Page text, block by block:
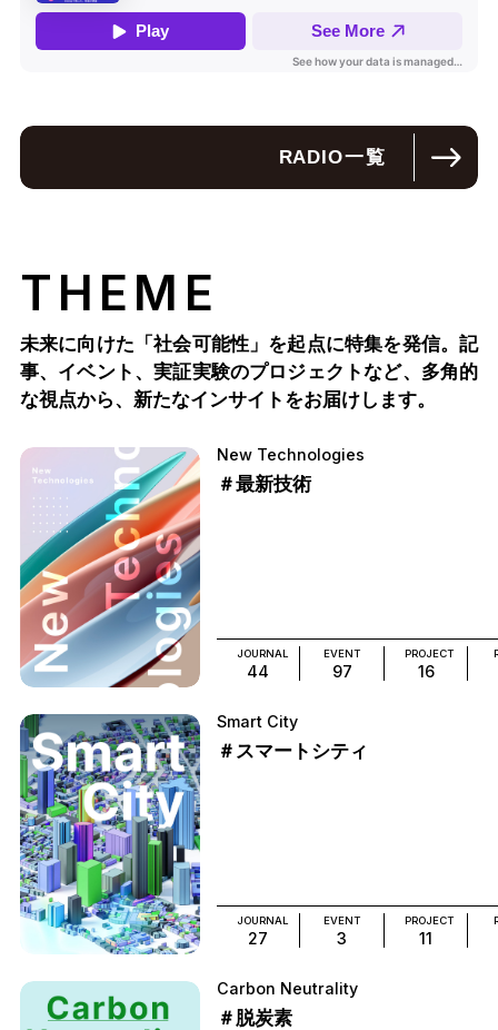
RADIO一覧
THEME
未来に向けた「社会可能性」を起点に特集を発信。記
事、イベント、実証実験のプロジェクトなど、多角的
な視点から、新たなインサイトをお届けします。
New Technologies
＃最新技術
JOURNAL
44
EVENT
97
PROJECT
16
Smart City
＃スマートシティ
JOURNAL
27
EVENT
3
PROJECT
11
Carbon Neutrality
＃脱炭素